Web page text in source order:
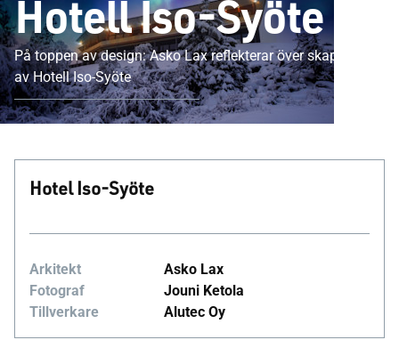
Hotell Iso-Syöte
På toppen av design: Asko Lax reflekterar över skapandet
av Hotell Iso-Syöte
Hotel Iso-Syöte
Arkitekt
Asko Lax
Fotograf
Jouni Ketola
Tillverkare
Alutec Oy